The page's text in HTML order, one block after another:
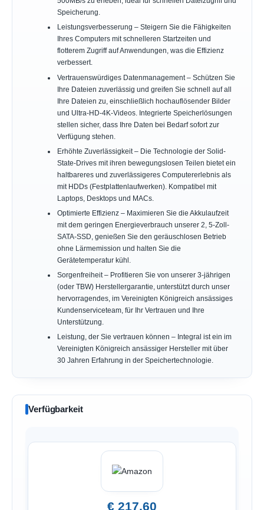
Speicherung.
Leistungsverbesserung – Steigern Sie die Fähigkeiten
Ihres Computers mit schnelleren Startzeiten und
flotterem Zugriff auf Anwendungen, was die Effizienz
verbessert.
Vertrauenswürdiges Datenmanagement – Schützen Sie
Ihre Dateien zuverlässig und greifen Sie schnell auf all
Ihre Dateien zu, einschließlich hochauflösender Bilder
und Ultra-HD-4K-Videos. Integrierte Speicherlösungen
stellen sicher, dass Ihre Daten bei Bedarf sofort zur
Verfügung stehen.
Erhöhte Zuverlässigkeit – Die Technologie der Solid-
State-Drives mit ihren bewegungslosen Teilen bietet ein
haltbareres und zuverlässigeres Computererlebnis als
mit HDDs (Festplattenlaufwerken). Kompatibel mit
Laptops, Desktops und MACs.
Optimierte Effizienz – Maximieren Sie die Akkulaufzeit
mit dem geringen Energieverbrauch unserer 2, 5-Zoll-
SATA-SSD, genießen Sie den geräuschlosen Betrieb
ohne Lärmemission und halten Sie die
Gerätetemperatur kühl.
Sorgenfreiheit – Profitieren Sie von unserer 3-jährigen
(oder TBW) Herstellergarantie, unterstützt durch unser
hervorragendes, im Vereinigten Königreich ansässiges
Kundenserviceteam, für Ihr Vertrauen und Ihre
Unterstützung.
Leistung, der Sie vertrauen können – Integral ist ein im
Vereinigten Königreich ansässiger Hersteller mit über
30 Jahren Erfahrung in der Speichertechnologie.
Verfügbarkeit
€ 217,60